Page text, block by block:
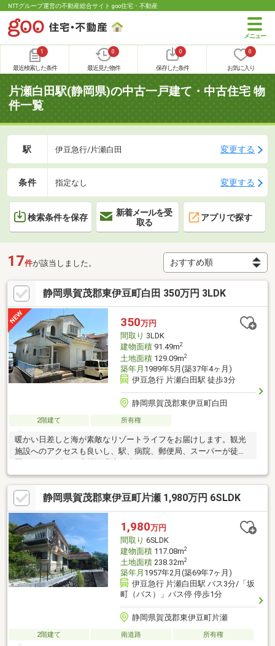
NTTグループ運営の不動産総合サイト goo住宅・不動産
1
最近検索した条件
0
最近見た物件
0
保存した条件
0
お気に入り
片瀬白田駅(静岡県)の中古一戸建て・中古住宅 物
件一覧
駅 伊豆急行/片瀬白田 変更する
条件 指定なし 変更する
検索条件を保存
新着メールを受
取る
アプリで探す
17件が該当しました。
静岡県賀茂郡東伊豆町白田 350万円 3LDK
350万円
間取り 3LDK
建物面積91.49m2
土地面積129.09m2
築年月 1989年5月(築37年4ヶ月)
伊豆急行 片瀬白田駅 徒歩3分
静岡県賀茂郡東伊豆町白田
2階建て 所有権
暖かい日差しと海が素敵なリゾートライフをお届けします。観光
施設へのアクセスも良いし、駅、病院、郵便局、スーパーが徒歩
静岡県賀茂郡東伊豆町片瀬 1,980万円 6SLDK
1,980万円
間取り 6SLDK
建物面積117.08m2
土地面積238.32m2
築年月 1957年2月(築69年7ヶ月)
伊豆急行 片瀬白田駅 バス3分/「坂
町（バス）」バス停 停歩1分
静岡県賀茂郡東伊豆町片瀬
2階建て 南道路 所有権